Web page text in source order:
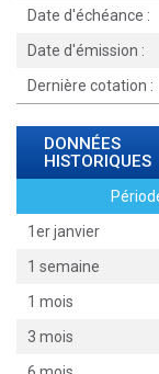
Date d'échéance :
Date d'émission :
Dernière cotation :
DONNÉES
HISTORIQUES
1er janvier
1 semaine
1 mois
3 mois